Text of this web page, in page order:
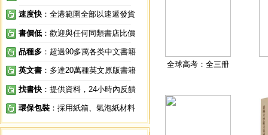
速度快 ：全港範圍全部以速遞發貨
書價低 ：歡迎與任何同類書店比價
品種多 ：超過90多萬各类中文書籍
英文書 ：多達20萬種英文原版書籍
找書快 ：提供資料，24小時內反饋
環保包裝 ：採用紙箱、氣泡紙材料
全球高考：全三册